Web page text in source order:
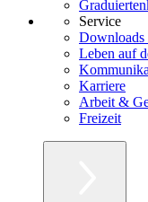
Service
Leben auf
Karriere
Arbeit &
Freizeit